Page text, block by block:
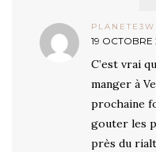
PLANETE3W
19
C’est vrai
manger à
prochaine
gouter les
près du